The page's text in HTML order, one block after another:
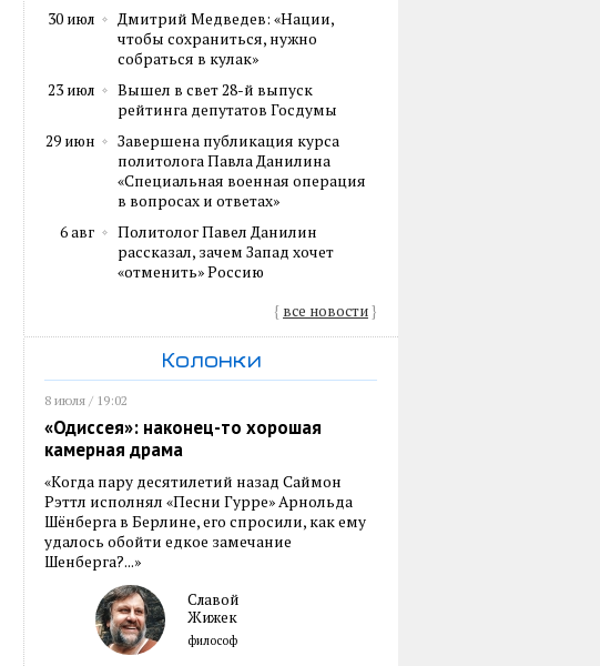
30 июл
Дмитрий Медведев: «Нации,
чтобы сохраниться, нужно
собраться в кулак»
23 июл
Вышел в свет 28-й выпуск
рейтинга депутатов Госдумы
29 июн
Завершена публикация курса
политолога Павла Данилина
«Специальная военная операция
в вопросах и ответах»
6 авг
Политолог Павел Данилин
рассказал, зачем Запад хочет
«отменить» Россию
{ все новости}
Колонки
8 июля / 19:02
«Одиссея»: наконец-то хорошая
камерная драма
«Когда пару десятилетий назад Саймон
Рэттл исполнял «Песни Гурре» Арнольда
Шёнберга в Берлине, его спросили, как ему
удалось обойти едкое замечание
Шенберга?...»
Славой
Жижек
философ